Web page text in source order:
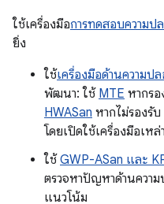
ใช้เครื่องมือการทดสอบความป
ยิ่ง
ใช้เครื่องมือด้านความป
พัฒนา: ใช้ MTE หากร
HWASan หากไม่รองรั
โดยเปิดใช้เครื่องมือเหล่
ใช้ GWP-ASan และ
ตรวจหาปัญหาด้านควา
แนวโน้ม